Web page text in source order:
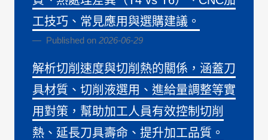
工技巧、常見應用與選購建議。
Published on 2026-06-29
解析切削速度與切削熱的關係，涵蓋刀
具材質、切削液選用、進給量調整等實
用對策，幫助加工人員有效控制切削
熱、延長刀具壽命、提升加工品質。